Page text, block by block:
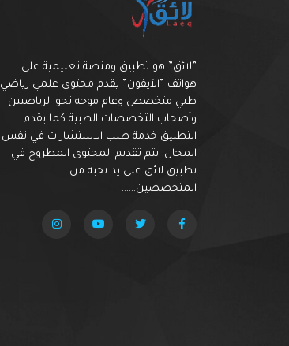
”لائق” هو تطبيق ومنصة تعليمية على
هواتف ”الآيفون” يقدم محتوى علمي رياضي
طبي متخصص وعام موجه نحو الرياضيين
وأصحاب التخصصات الطبية كما يقدم
التطبيق خدمة طلب الاستشارات في نفس
المجال. يتم تقديم المحتوى المطروح في
تطبيق لائق على يد نخبة من
المتخصصين......